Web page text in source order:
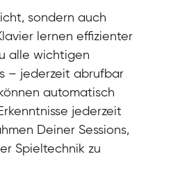
sondern auch
lernen effizienter
alle wichtigen
– jederzeit abrufbar
automatisch
jederzeit
Deiner Sessions,
Spieltechnik zu